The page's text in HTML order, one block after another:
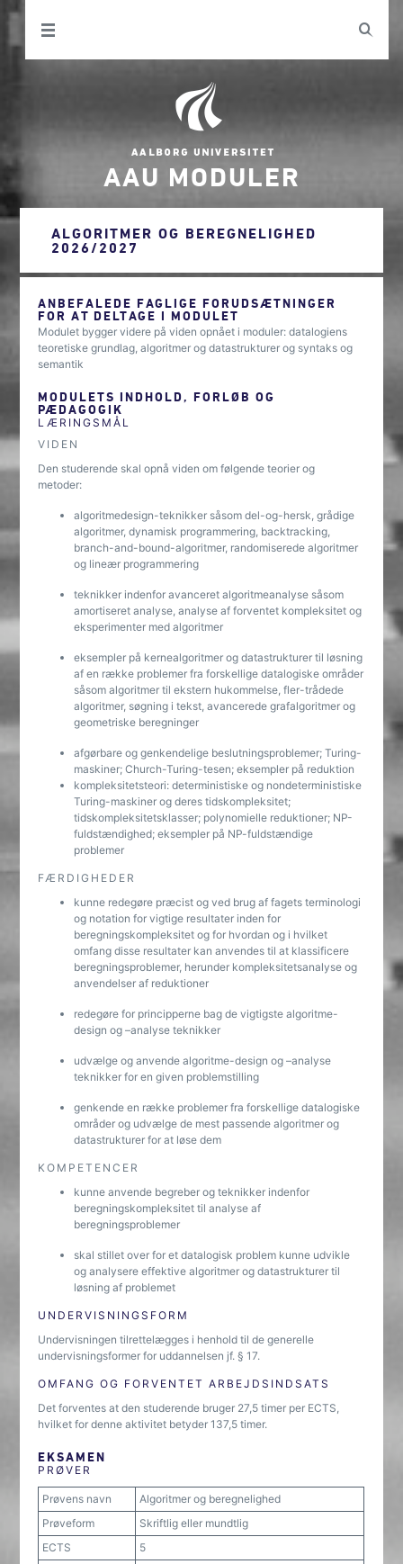
AAU MODULER
ALGORITMER OG BEREGNELIGHED
2026/2027
ANBEFALEDE FAGLIGE FORUDSÆTNINGER
FOR AT DELTAGE I MODULET
Modulet bygger videre på viden opnået i moduler: datalogiens
teoretiske grundlag, algoritmer og datastrukturer og syntaks og
semantik
MODULETS INDHOLD, FORLØB OG
PÆDAGOGIK
LÆRINGSMÅL
VIDEN
Den studerende skal opnå viden om følgende teorier og
metoder:
algoritmedesign-teknikker såsom del-og-hersk, grådige
algoritmer, dynamisk programmering, backtracking,
branch-and-bound-algoritmer, randomiserede algoritmer
og lineær programmering
teknikker indenfor avanceret algoritmeanalyse såsom
amortiseret analyse, analyse af forventet kompleksitet og
eksperimenter med algoritmer
eksempler på kernealgoritmer og datastrukturer til løsning
af en række problemer fra forskellige datalogiske områder
såsom algoritmer til ekstern hukommelse, fler-trådede
algoritmer, søgning i tekst, avancerede grafalgoritmer og
geometriske beregninger
afgørbare og genkendelige beslutningsproblemer; Turing-
maskiner; Church-Turing-tesen; eksempler på reduktion
kompleksitetsteori: deterministiske og nondeterministiske
Turing-maskiner og deres tidskompleksitet;
tidskompleksitetsklasser; polynomielle reduktioner; NP-
fuldstændighed; eksempler på NP-fuldstændige
problemer
FÆRDIGHEDER
kunne redegøre præcist og ved brug af fagets terminologi
og notation for vigtige resultater inden for
beregningskompleksitet og for hvordan og i hvilket
omfang disse resultater kan anvendes til at klassificere
beregningsproblemer, herunder kompleksitetsanalyse og
anvendelser af reduktioner
redegøre for principperne bag de vigtigste algoritme-
design og –analyse teknikker
udvælge og anvende algoritme-design og –analyse
teknikker for en given problemstilling
genkende en række problemer fra forskellige datalogiske
områder og udvælge de mest passende algoritmer og
datastrukturer for at løse dem
KOMPETENCER
kunne anvende begreber og teknikker indenfor
beregningskompleksitet til analyse af
beregningsproblemer
skal stillet over for et datalogisk problem kunne udvikle
og analysere effektive algoritmer og datastrukturer til
løsning af problemet
UNDERVISNINGSFORM
Undervisningen tilrettelægges i henhold til de generelle
undervisningsformer for uddannelsen jf. § 17.
OMFANG OG FORVENTET ARBEJDSINDSATS
Det forventes at den studerende bruger 27,5 timer per ECTS,
hvilket for denne aktivitet betyder 137,5 timer.
EKSAMEN
PRØVER
Prøvens navn
Algoritmer og beregnelighed
Prøveform
Skriftlig eller mundtlig
ECTS
5